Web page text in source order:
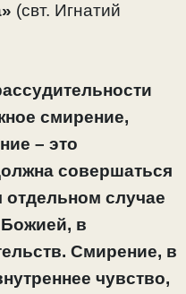
(свт. Игнатий
смирение,
– это
совершаться
случае
в
Смирение, в
чувство,